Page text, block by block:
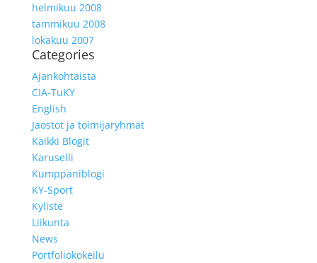
helmikuu 2008
tammikuu 2008
lokakuu 2007
Categories
Ajankohtaista
CIA-TuKY
English
Jaostot ja toimijaryhmät
Kaikki Blogit
Karuselli
Kumppaniblogi
KY-Sport
Kyliste
Liikunta
News
Portfoliokokeilu